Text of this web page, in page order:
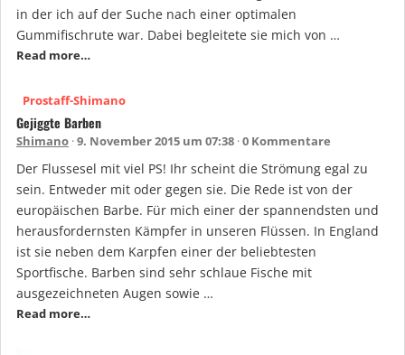
in der ich auf der Suche nach einer optimalen
Gummifischrute war. Dabei begleitete sie mich von …
Read more…
Prostaff-Shimano
Gejiggte Barben
Shimano 9. November 2015 um 07:38 0 Kommentare
Der Flussesel mit viel PS! Ihr scheint die Strömung egal zu
sein. Entweder mit oder gegen sie. Die Rede ist von der
europäischen Barbe. Für mich einer der spannendsten und
herausfordernsten Kämpfer in unseren Flüssen. In England
ist sie neben dem Karpfen einer der beliebtesten
Sportfische. Barben sind sehr schlaue Fische mit
ausgezeichneten Augen sowie …
Read more…